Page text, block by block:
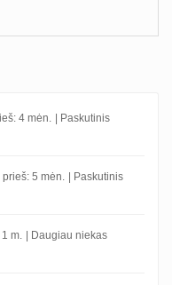
4 mėn. | Paskutinis
prieš: 5 mėn. | Paskutinis
m. | Daugiau niekas